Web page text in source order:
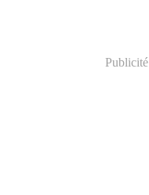
Publicité